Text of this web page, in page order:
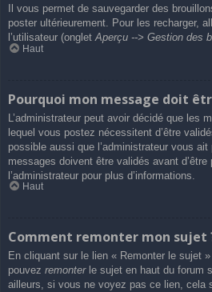
Il vous permet de sauvegarder des
poster ultérieurement. Pour les recharger,
l’utilisateur (ongletAperçu --> Gestion des
Haut
Pourquoi mon message doit
L’administrateur peut avoir décidé que les
lequel vous postez nécessitent d’être
possible aussi que l’administrateur vous
messages doivent être validés avant d’être
l’administrateur pour plus d’informations.
Haut
Comment remonter mon sujet
En cliquant sur le lien « Remonter le sujet
pouvez remonterle sujet en haut du forum
ailleurs, si vous ne voyez pas ce lien, cela